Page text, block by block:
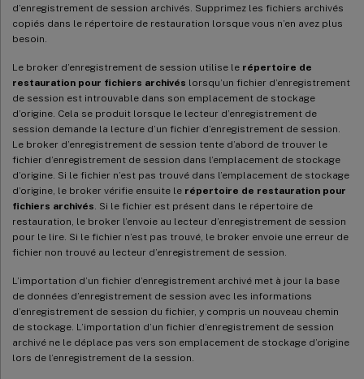
d’enregistrement de session archivés. Supprimez les fichiers archivés
copiés dans le répertoire de restauration lorsque vous n’en avez plus
besoin.
Le broker d’enregistrement de session utilise le répertoire de
restauration pour fichiers archivés lorsqu’un fichier d’enregistrement
de session est introuvable dans son emplacement de stockage
d’origine. Cela se produit lorsque le lecteur d’enregistrement de
session demande la lecture d’un fichier d’enregistrement de session.
Le broker d’enregistrement de session tente d’abord de trouver le
fichier d’enregistrement de session dans l’emplacement de stockage
d’origine. Si le fichier n’est pas trouvé dans l’emplacement de stockage
d’origine, le broker vérifie ensuite le répertoire de restauration pour
fichiers archivés . Si le fichier est présent dans le répertoire de
restauration, le broker l’envoie au lecteur d’enregistrement de session
pour le lire. Si le fichier n’est pas trouvé, le broker envoie une erreur de
fichier non trouvé au lecteur d’enregistrement de session.
L’importation d’un fichier d’enregistrement archivé met à jour la base
de données d’enregistrement de session avec les informations
d’enregistrement de session du fichier, y compris un nouveau chemin
de stockage. L’importation d’un fichier d’enregistrement de session
archivé ne le déplace pas vers son emplacement de stockage d’origine
lors de l’enregistrement de la session.